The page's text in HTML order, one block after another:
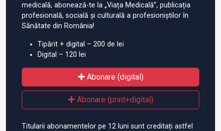
medicală, abonează-te la „Viața Medicală”, publicația
profesională, socială și culturală a profesioniștilor în
Sănătate din România!
Tipărit + digital – 200 de lei
Digital – 120 lei
Abonare (digital)
Abonare (print+digital)
Titularii abonamentelor pe 12 luni sunt creditați astfel